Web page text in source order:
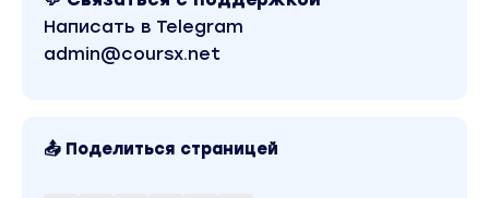
Записи всех сессий в личном кабинете –
можно возвращаться и пересматривать в
удобное время.
при оплате до 27.02 23:59 мск участие в
Формате "Присутствие" в подарок
Написать в Telegram
admin@coursx.net
📤 Поделиться страницей